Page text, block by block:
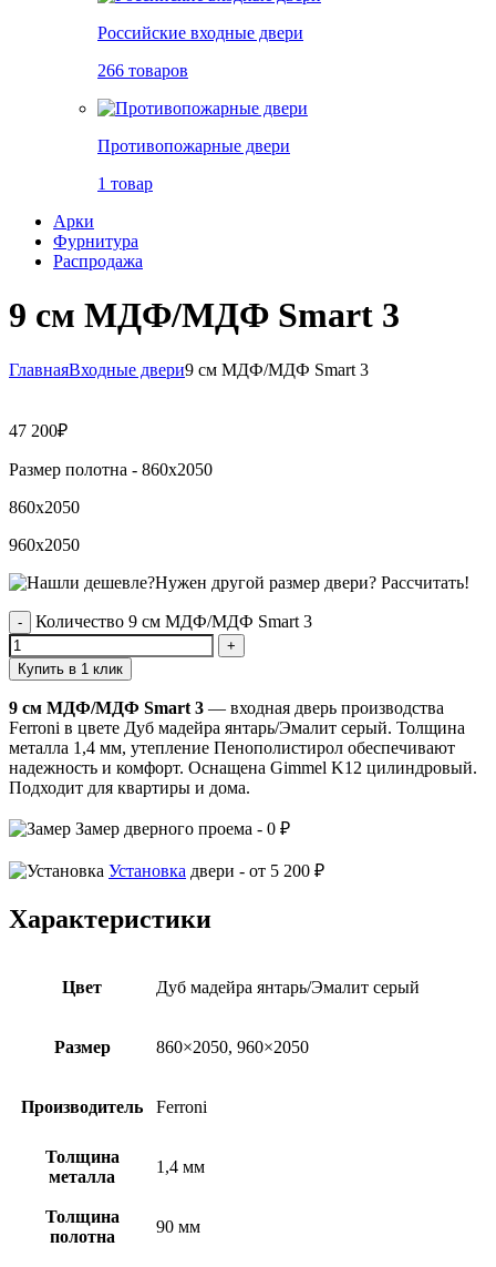
Российские входные двери
266 товаров
Противопожарные двери
1 товар
Арки
Фурнитура
Распродажа
9 см МДФ/МДФ Smart 3
ГлавнаяВходные двери9 см МДФ/МДФ Smart 3
47 200₽
Размер полотна - 860x2050
860x2050
960x2050
Нужен другой размер двери? Рассчитать!
Количество 9 см МДФ/МДФ Smart 3
Купить в 1 клик
9 см МДФ/МДФ Smart 3 — входная дверь производства
Ferroni в цвете Дуб мадейра янтарь/Эмалит серый. Толщина
металла 1,4 мм, утепление Пенополистирол обеспечивают
надежность и комфорт. Оснащена Gimmel K12 цилиндровый.
Подходит для квартиры и дома.
Замер дверного проема - 0 ₽
Установка двери - от 5 200 ₽
Характеристики
Цвет Дуб мадейра янтарь/Эмалит серый
Размер 860×2050, 960×2050
Производитель Ferroni
Толщина
металла
1,4 мм
Толщина
полотна
90 мм